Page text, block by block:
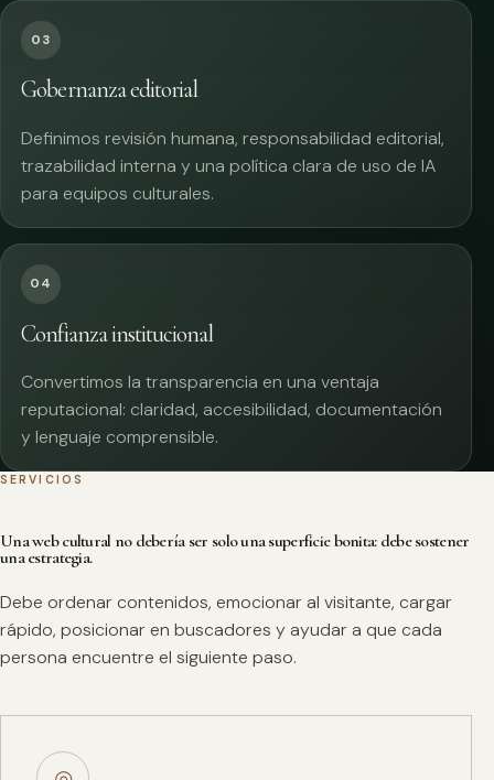
03
Gobernanza editorial
Definimos revisión humana, responsabilidad editorial,
trazabilidad interna y una política clara de uso de IA
para equipos culturales.
04
Confianza institucional
Convertimos la transparencia en una ventaja
reputacional: claridad, accesibilidad, documentación
y lenguaje comprensible.
SERVICIOS
Una web cultural no debería ser solo una superficie bonita: debe sostener
una estrategia.
Debe ordenar contenidos, emocionar al visitante, cargar
rápido, posicionar en buscadores y ayudar a que cada
persona encuentre el siguiente paso.